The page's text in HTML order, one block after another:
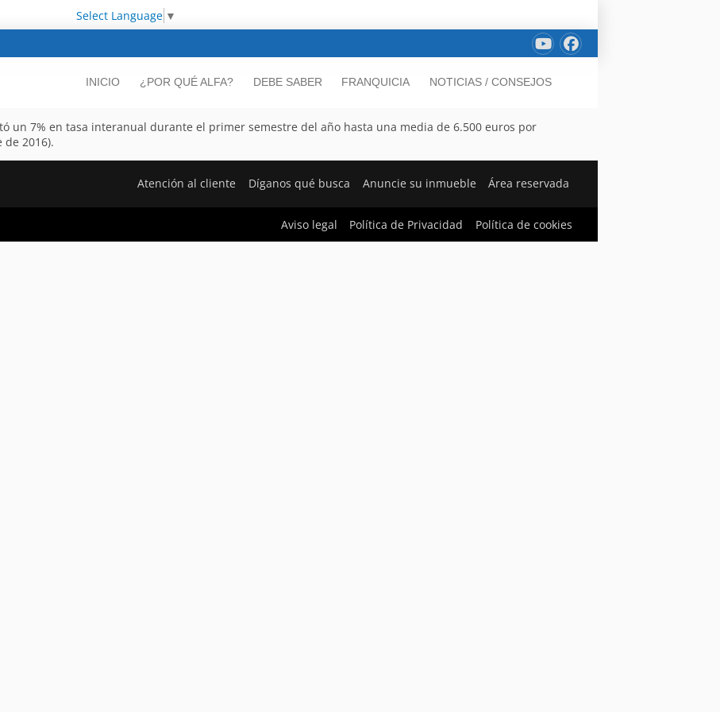
Select Language ▼
INICIO ¿POR QUÉ ALFA? DEBE SABER FRANQUICIA NOTICIAS / CONSEJOS
un 7% en tasa interanual durante el primer semestre del año hasta una media de 6.500 euros por
2016).
Atención al cliente Díganos qué busca Anuncie su inmueble Área reservada
Aviso legal Política de Privacidad Política de cookies